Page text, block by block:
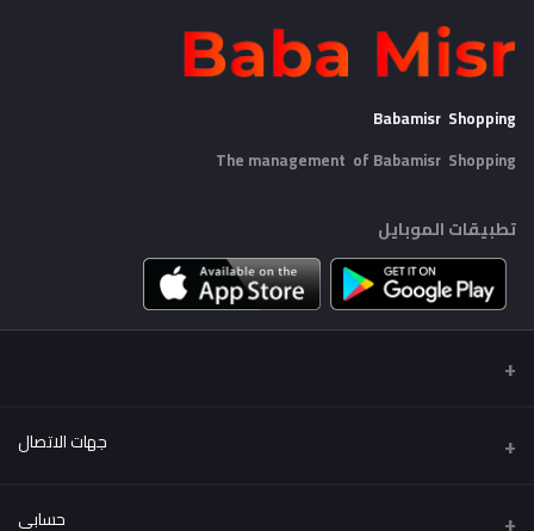
Babamisr Shopping
The management of Babamisr Shopping
تطبيقات الموبايل
جهات الاتصال
عنوان
حسابي